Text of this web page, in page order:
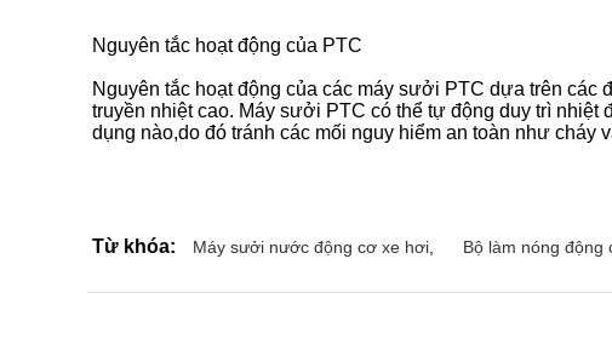
Nguyên tắc hoạt động của PTC
Nguyên tắc hoạt động của các máy sưởi PTC dựa trên
truyền nhiệt cao. Máy sưởi PTC có thể tự động duy trì
dụng nào,do đó tránh các mối nguy hiểm an toàn như cháy
Từ khóa: Máy sưởi nước động cơ xe hơi Bộ làm nóng động